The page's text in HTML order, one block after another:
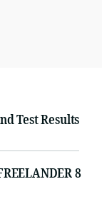
Test Results
8